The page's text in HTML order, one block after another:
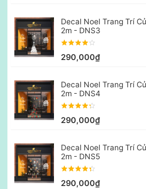
Decal Noel Trang Trí
2m - DNS3
290,000₫
Decal Noel Trang Trí
2m - DNS4
290,000₫
Decal Noel Trang Trí
2m - DNS5
290,000₫